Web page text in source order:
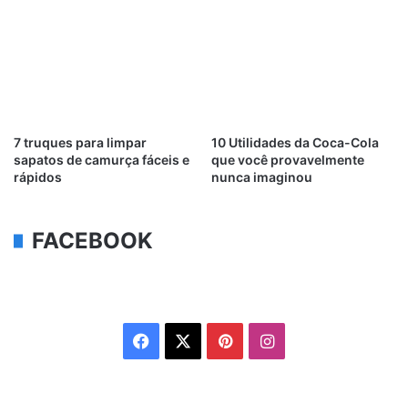
7 truques para limpar
sapatos de camurça fáceis e
rápidos
10 Utilidades da Coca-Cola
que você provavelmente
nunca imaginou
FACEBOOK
Facebook PinterestInstagram